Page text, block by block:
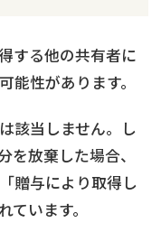
する他の共有者に
能性があります。
該当しません。し
を放棄した場合、
贈与により取得し
います。